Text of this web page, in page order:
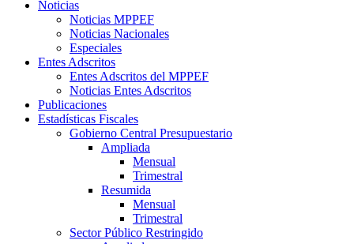
Noticias
Noticias MPPEF
Noticias Nacionales
Especiales
Entes Adscritos
Entes Adscritos del MPPEF
Noticias Entes Adscritos
Publicaciones
Estadísticas Fiscales
Gobierno Central Presupuestario
Ampliada
Mensual
Trimestral
Resumida
Mensual
Trimestral
Sector Público Restringido